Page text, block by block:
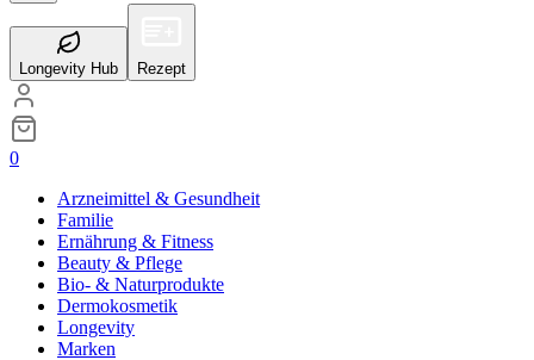
Longevity Hub Rezept
0
Arzneimittel & Gesundheit
Familie
Ernährung & Fitness
Beauty & Pflege
Bio- & Naturprodukte
Dermokosmetik
Longevity
Marken